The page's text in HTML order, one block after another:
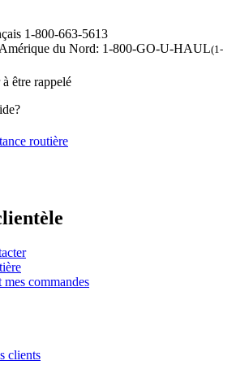
1-800-663-5613
du Nord: 1-800-GO-U-HAUL(1-
être rappelé
routière
commandes
clients